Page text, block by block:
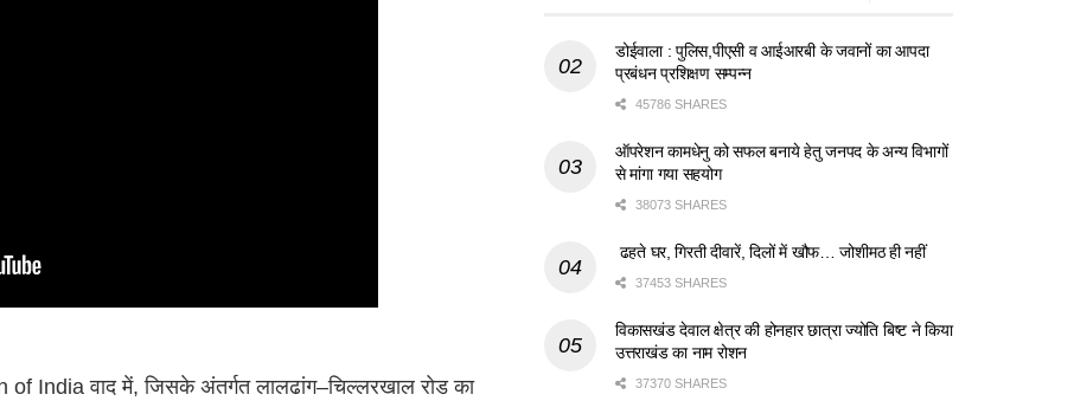
India वाद में, जिसके अंतर्गत लालढांग–चिल्लरखाल रोड का
डोईवाला : पुलिस,पीएसी व आईआरबी के जवानों का आपदा
प्रबंधन प्रशिक्षण सम्पन्न
45786 SHARES
ऑपरेशन कामधेनु को सफल बनाये हेतु जनपद के अन्य विभागों
से मांगा गया सहयोग
38073 SHARES
ढहते घर, गिरती दीवारें, दिलों में खौफ… जोशीमठ ही नहीं
37453 SHARES
विकासखंड देवाल क्षेत्र की होनहार छात्रा ज्योति बिष्ट ने किया
उत्तराखंड का नाम रोशन
37370 SHARES